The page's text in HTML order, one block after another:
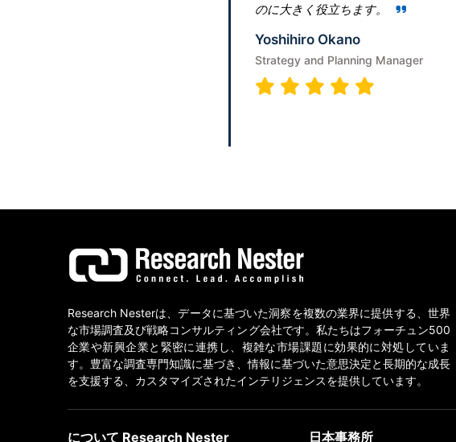
のに大きく役立ちます。
Strategy and Planning Manager
Research Nesterは、データに基づいた洞察を複数の業界に提供する、世界
な市場調査及び戦略コンサルティング会社です。私たちはフォーチュン500
企業や新興企業と緊密に連携し、複雑な市場課題に効果的に対処していま
す。豊富な調査専門知識に基づき、情報に基づいた意思決定と長期的な成長
を支援する、カスタマイズされたインテリジェンスを提供しています。
について Research Nester 日本事務所